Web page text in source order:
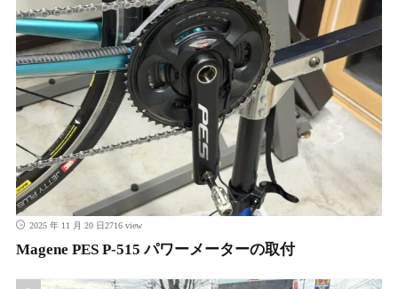
2025 年 11 月 20 日2716 view
Magene PES P-515 パワーメーターの取付